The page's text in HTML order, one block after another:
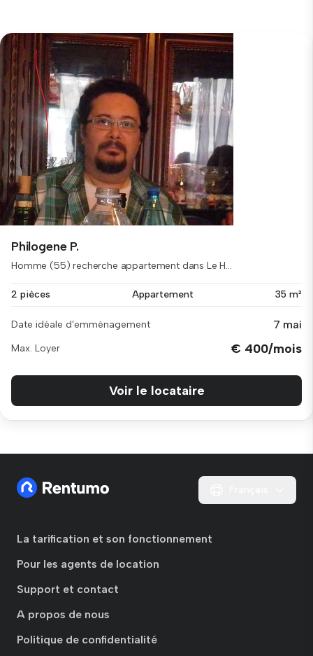
Philogene P.
Homme (55) recherche appartement dans Le H...
2 pièces Appartement 35 m²
Date idéale d'emménagement 7 mai
Max. Loyer € 400/mois
Voir le locataire
La tarification et son fonctionnement
Pour les agents de location
Support et contact
A propos de nous
Politique de confidentialité